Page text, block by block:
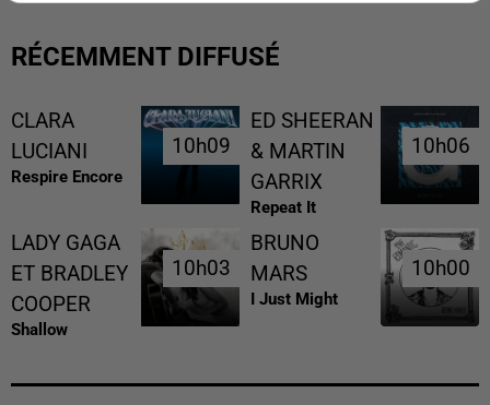
RÉCEMMENT DIFFUSÉ
CLARA
LUCIANI
Respire Encore
10h09
10h09
ED SHEERAN
& MARTIN
GARRIX
Repeat It
10h06
10h06
LADY GAGA
ET BRADLEY
COOPER
Shallow
10h03
10h03
BRUNO
MARS
I Just Might
10h00
10h00